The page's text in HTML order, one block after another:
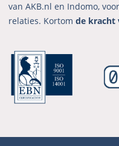
van AKB.nl en Indomo,
relaties. Kortomde kracht